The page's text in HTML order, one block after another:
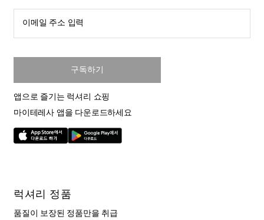
이메일 주소 입력
구독하기
앱으로 즐기는 럭셔리 쇼핑
마이테레사 앱을 다운로드하세요
럭셔리 정품
품질이 보장된 정품만을 취급